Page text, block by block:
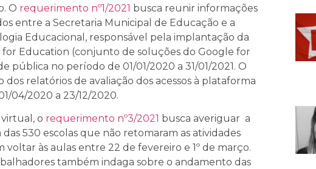
O requerimento nº1/2021 busca reunir informações
entre a Secretaria Municipal de Educação e a
Educacional, responsável pela implantação da
Education (conjunto de soluções do Google for
pública no período de 01/01/2020 a 31/01/2021. O
relatórios de avaliação dos acessos à plataforma
04/2020 a 23/12/2020.
o requerimento nº3/2021 busca averiguar a
530 escolas que não retomaram as atividades
voltar às aulas entre 22 de fevereiro e 1º de março.
também indaga sobre o andamento das